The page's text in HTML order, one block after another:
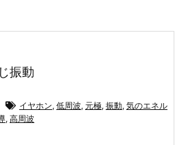
振動
イヤホン, 低周波, 元極, 振動, 気のエネル
, 高周波